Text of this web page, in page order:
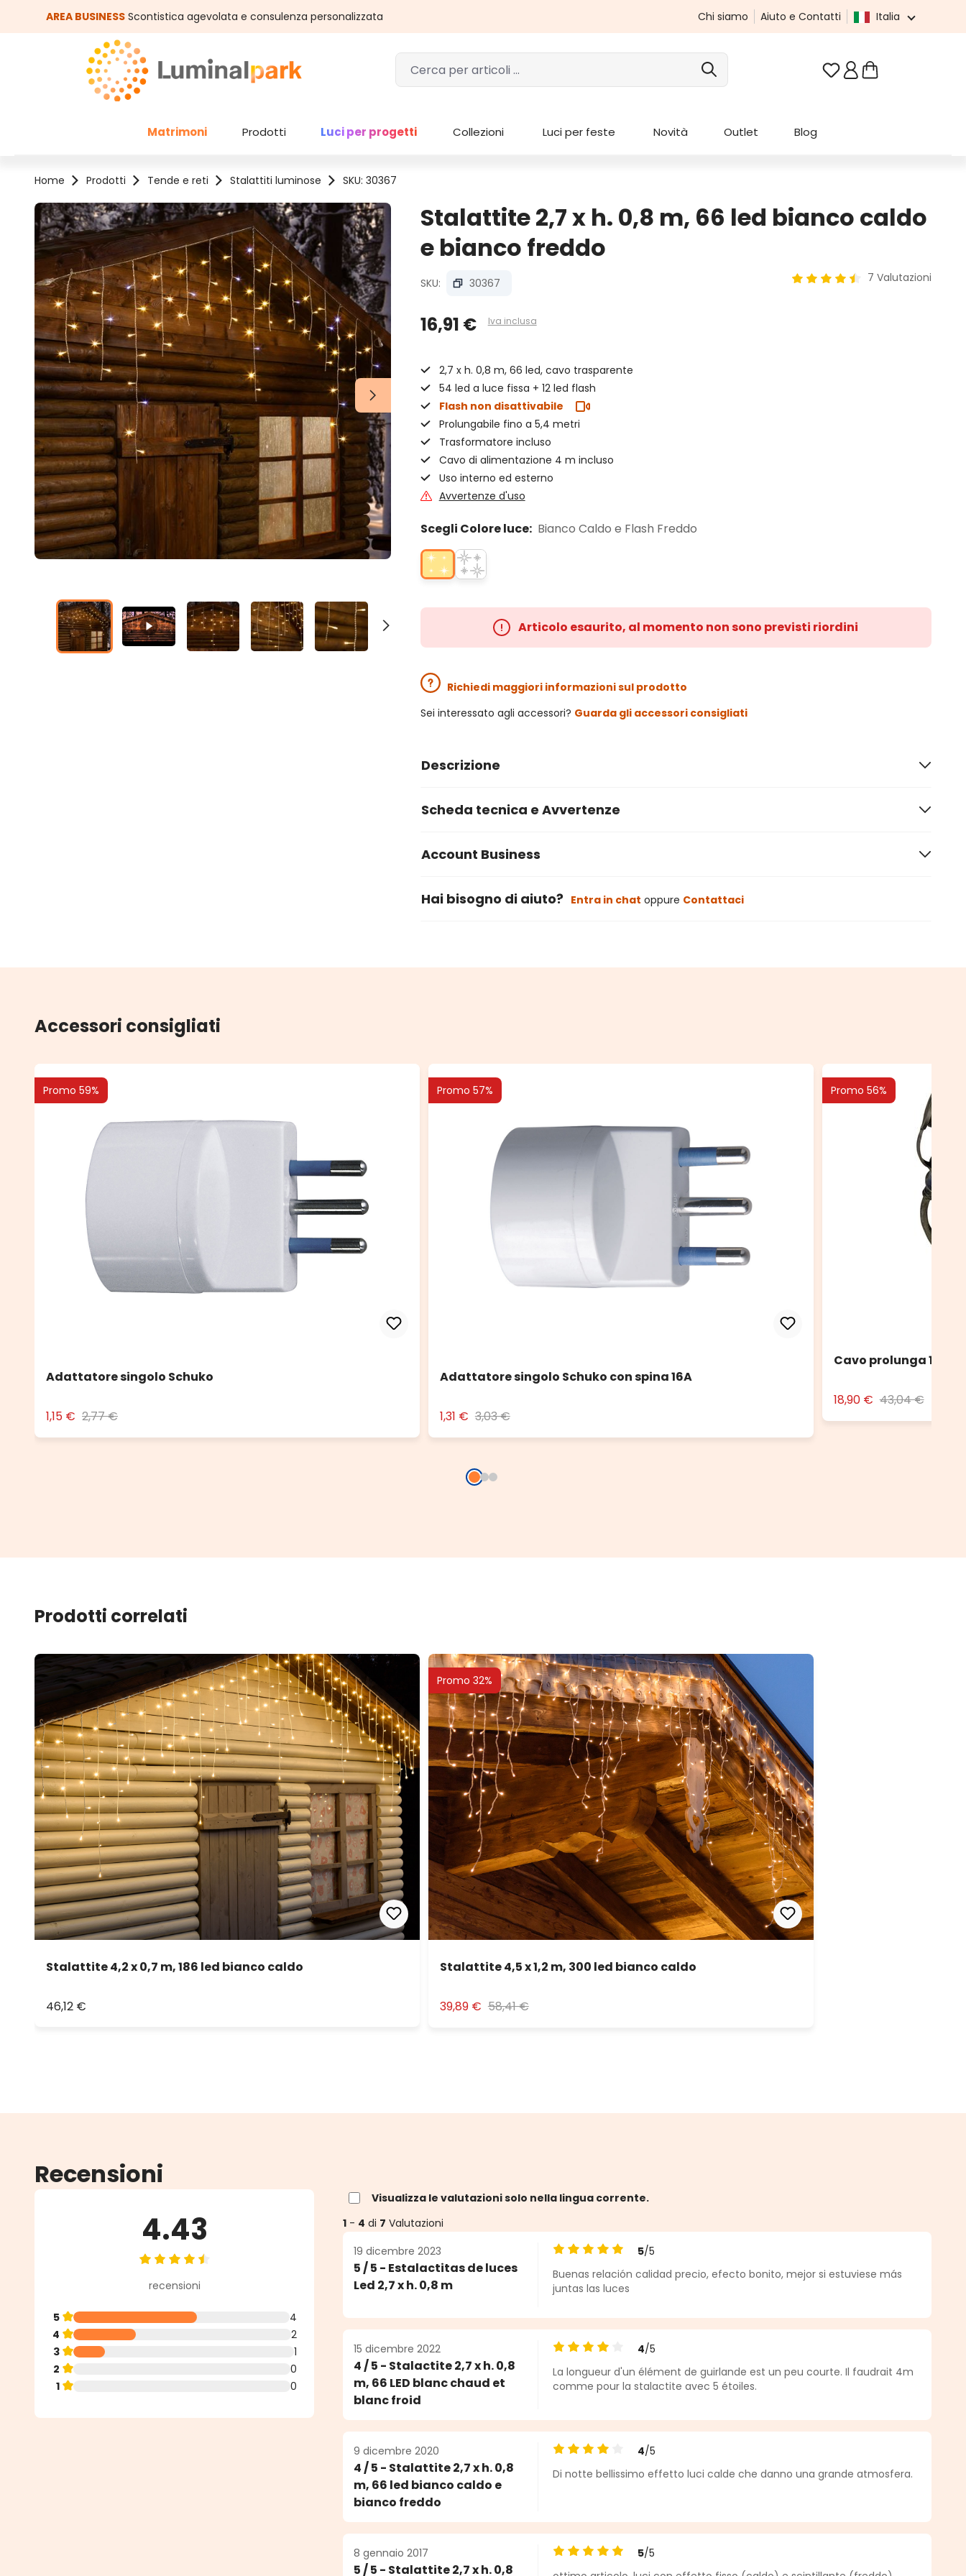
al contenuto principale
Salta alla ricerca
AREA BUSINESS Scontistica agevolata e consulenza personalizzata Chi siamo Aiuto e Contatti Italia
Hai 0 articoli nella
Matrimoni Prodotti Luci per progetti Collezioni Luci per feste Novità Outlet Blog
Home Prodotti Tende e reti Stalattiti luminose SKU: 30367
Salta la galleria di immagini
Stalattite 2,7 x h. 0,8 m, 66 led bianco caldo
e bianco freddo
SKU: 30367 7 Valutazioni
16,91 € Iva inclusa
2,7 x h. 0,8 m, 66 led, cavo trasparente
54 led a luce fissa + 12 led flash
Flash non disattivabile
Prolungabile fino a 5,4 metri
Trasformatore incluso
Cavo di alimentazione 4 m incluso
Uso interno ed esterno
Avvertenze d'uso
Scegli Colore luce: Bianco Caldo e Flash Freddo
Articolo esaurito, al momento non sono previsti riordini
Richiedi maggiori informazioni sul prodotto
Sei interessato agli accessori? Guarda gli accessori consigliati
Descrizione
Scheda tecnica e Avvertenze
Account Business
Hai bisogno di aiuto? Entra in chat oppure Contattaci
Accessori consigliati
Promo 59%
Adattatore singolo Schuko
1,15 € 2,77 €
Promo 57%
Adattatore singolo Schuko con spina 16A
1,31 € 3,03 €
Promo 56%
Cavo prolunga 10 m
18,90 € 43,04 €
Prodotti correlati
Stalattite 4,2 x 0,7 m, 186 led bianco caldo
46,12 €
Promo 32%
Stalattite 4,5 x 1,2 m, 300 led bianco caldo
39,89 € 58,41 €
Recensioni
4.43
Valutazione media di 4.43 su 5 stelle
recensioni
5
4
4
2
3
1
2
0
1
0
Visualizza le valutazioni solo nella lingua corrente.
1 - 4 di 7 Valutazioni
19 dicembre 2023
5 / 5 - Estalactitas de luces
Led 2,7 x h. 0,8 m
Valutazione media di 5 su 5 stelle
5/5
Buenas relación calidad precio, efecto bonito, mejor si estuviese más
juntas las luces
15 dicembre 2022
4 / 5 - Stalactite 2,7 x h. 0,8
m, 66 LED blanc chaud et
blanc froid
Valutazione media di 4 su 5 stelle
4/5
La longueur d'un élément de guirlande est un peu courte. Il faudrait 4m
comme pour la stalactite avec 5 étoiles.
9 dicembre 2020
4 / 5 - Stalattite 2,7 x h. 0,8
m, 66 led bianco caldo e
bianco freddo
Valutazione media di 4 su 5 stelle
4/5
Di notte bellissimo effetto luci calde che danno una grande atmosfera.
8 gennaio 2017
5 / 5 - Stalattite 2,7 x h. 0,8 Valutazione media di 5 su 5 stelle
5/5